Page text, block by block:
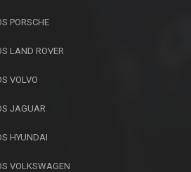
PORSCHE
LAND ROVER
VOLVO
JAGUAR
HYUNDAI
VOLKSWAGEN